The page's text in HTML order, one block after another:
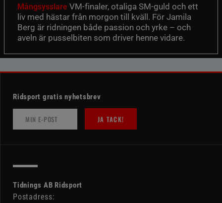
Mångsysslare VM-finaler, otaliga SM-guld och ett
liv med hästar från morgon till kväll. För Jamila
Berg är ridningen både passion och yrke – och
aveln är pusselbiten som driver henne vidare.
Ridsport gratis nyhetsbrev
JA TACK!
Tidnings AB Ridsport
Postadress: